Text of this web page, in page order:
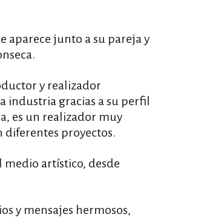
aparece junto a su pareja y
y realizador
industria gracias a su perfil
es un realizador muy
proyectos.
artístico, desde
y mensajes hermosos,